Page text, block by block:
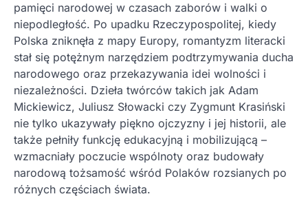
pamięci narodowej w czasach zaborów i walki o
niepodległość. Po upadku Rzeczypospolitej, kiedy
Polska zniknęła z mapy Europy, romantyzm literacki
stał się potężnym narzędziem podtrzymywania ducha
narodowego oraz przekazywania idei wolności i
niezależności. Dzieła twórców takich jak Adam
Mickiewicz, Juliusz Słowacki czy Zygmunt Krasiński
nie tylko ukazywały piękno ojczyzny i jej historii, ale
także pełniły funkcję edukacyjną i mobilizującą –
wzmacniały poczucie wspólnoty oraz budowały
narodową tożsamość wśród Polaków rozsianych po
różnych częściach świata.